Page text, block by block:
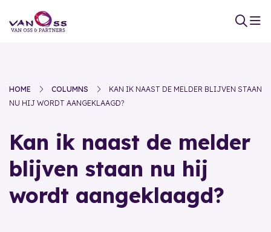
HOME COLUMNS
KAN IK NAAST DE MELDER BLIJVEN STAAN
NU HIJ WORDT AANGEKLAAGD?
Kan ik naast de melder
blijven staan nu hij
wordt aangeklaagd?